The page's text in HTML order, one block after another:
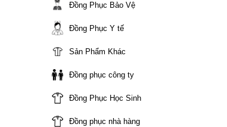
Đồng Phục Bảo Vệ
Đồng Phục Y tế
Sản Phẩm Khác
Đồng phục công ty
Đồng Phục Học Sinh
Đồng phục nhà hàng